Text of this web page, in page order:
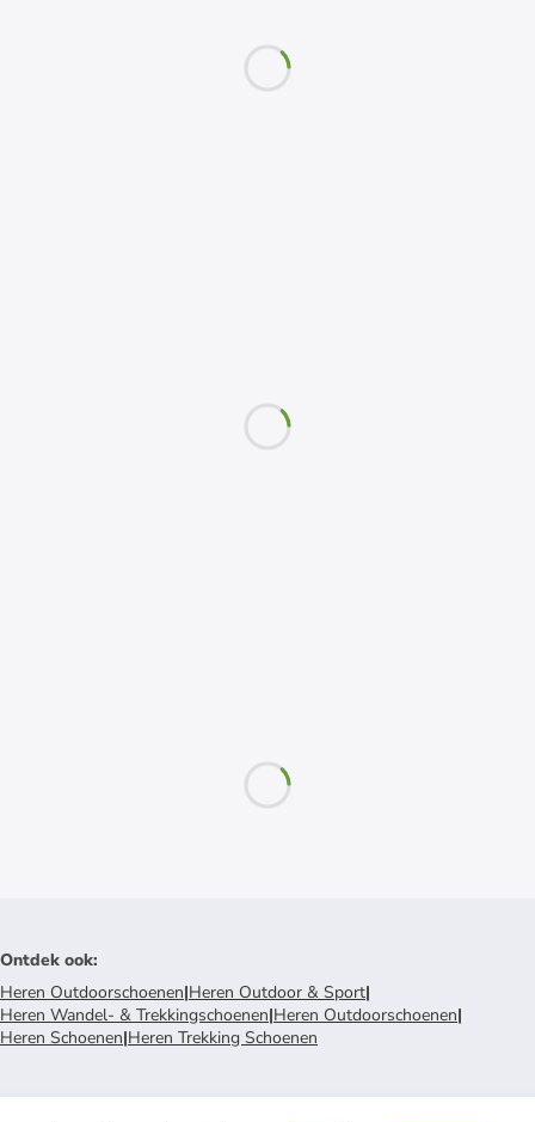
Ontdek ook:
Heren Outdoorschoenen|Heren Outdoor & Sport|
Heren Wandel- & Trekkingschoenen|Heren Outdoorschoenen|
Heren Schoenen|Heren Trekking Schoenen